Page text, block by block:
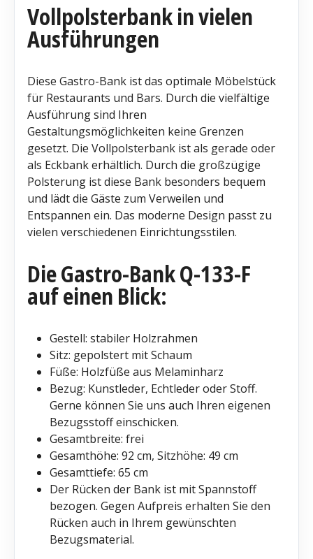
Vollpolsterbank in vielen
Ausführungen
Diese Gastro-Bank ist das optimale Möbelstück
für Restaurants und Bars. Durch die vielfältige
Ausführung sind Ihren
Gestaltungsmöglichkeiten keine Grenzen
gesetzt. Die Vollpolsterbank ist als gerade oder
als Eckbank erhältlich. Durch die großzügige
Polsterung ist diese Bank besonders bequem
und lädt die Gäste zum Verweilen und
Entspannen ein. Das moderne Design passt zu
vielen verschiedenen Einrichtungsstilen.
Die Gastro-Bank Q-133-F
auf einen Blick:
Gestell: stabiler Holzrahmen
Sitz: gepolstert mit Schaum
Füße: Holzfüße aus Melaminharz
Bezug: Kunstleder, Echtleder oder Stoff.
Gerne können Sie uns auch Ihren eigenen
Bezugsstoff einschicken.
Gesamtbreite: frei
Gesamthöhe: 92 cm, Sitzhöhe: 49 cm
Gesamttiefe: 65 cm
Der Rücken der Bank ist mit Spannstoff
bezogen. Gegen Aufpreis erhalten Sie den
Rücken auch in Ihrem gewünschten
Bezugsmaterial.